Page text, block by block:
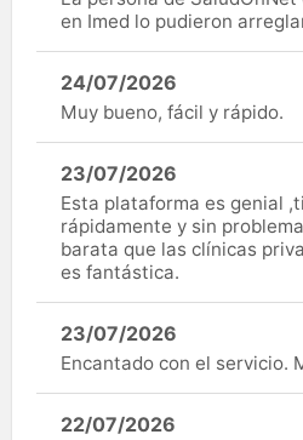
en Imed lo pudieron
24/07/2026
Muy bueno, fácil y rápido.
23/07/2026
Esta plataforma es genial
rápidamente y sin
barata que las clínicas
es fantástica.
23/07/2026
Encantado con el servicio.
22/07/2026